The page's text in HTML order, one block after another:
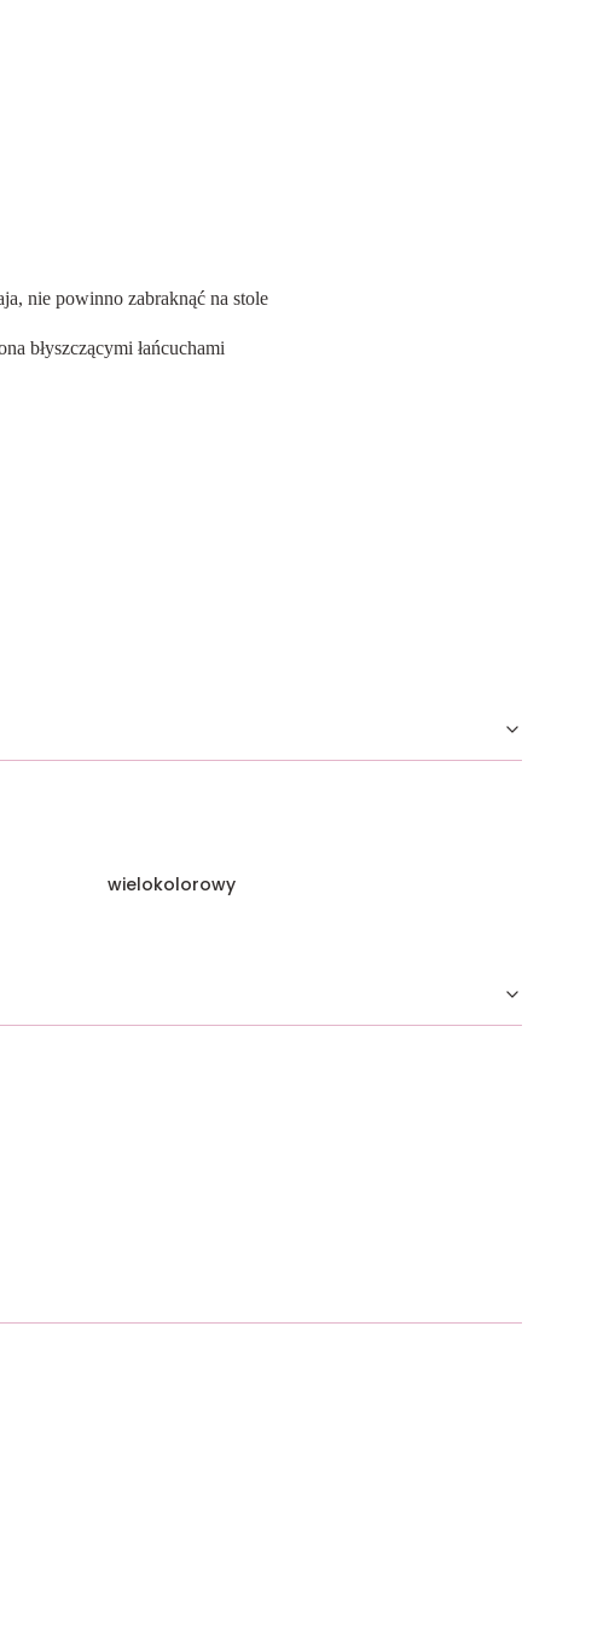
nie powinno zabraknąć na stole
błyszczącymi łańcuchami
wielokolorowy